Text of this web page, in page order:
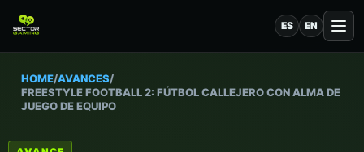
ES EN
HOME/AVANCES/
FREESTYLE FOOTBALL 2: FÚTBOL CALLEJERO CON ALMA DE
JUEGO DE EQUIPO